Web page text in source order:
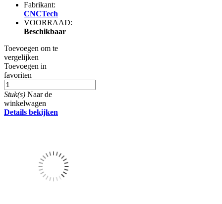
Fabrikant:
CNCTech
VOORRAAD:
Beschikbaar
Toevoegen om te
vergelijken
Toevoegen in
favoriten
Stuk(s) Naar de
winkelwagen
Details bekijken